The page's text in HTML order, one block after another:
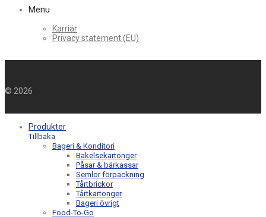
Menu
Karriär
Privacy statement (EU)
© 2026
Produkter
Tillbaka
Bageri & Konditori
Bakelsekartonger
Påsar & bärkassar
Semlor förpackning
Tårtbrickor
Tårtkartonger
Bageri övrigt
Food-To-Go